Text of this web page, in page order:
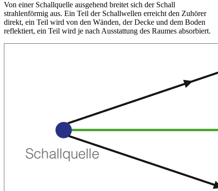
Von einer Schallquelle ausgehend breitet sich der Schall
strahlenförmig aus. Ein Teil der Schallwellen erreicht den Zuhörer
direkt, ein Teil wird von den Wänden, der Decke und dem Boden
reflektiert, ein Teil wird je nach Ausstattung des Raumes absorbiert.